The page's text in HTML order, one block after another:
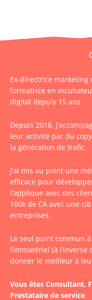
Ex-directrice marketing
formatrice en
digital depuis 15 ans.
Depuis 2018,
leur activité par du
la génération de trafic.
J’ai mis au point une
efficace pour
l’applique avec des
100k de CA avec une
entreprises.
Le seul point commun
l’immatériel (à
donner le meilleur à
Vous êtes Consultant,
Prestataire de service